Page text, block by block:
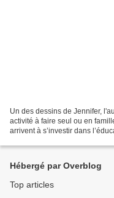
Un des dessins de Jennifer,
activité à faire seul ou en
arrivent à s’investir dans
Hébergé par Overblog
Top articles